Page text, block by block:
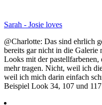
Sarah - Josie loves
@Charlotte: Das sind ehrlich
bereits gar nicht in die
Looks mit der
mehr tragen. Nicht, weil ich
weil ich mich darin einfach
Beispiel Look 34, 107 und